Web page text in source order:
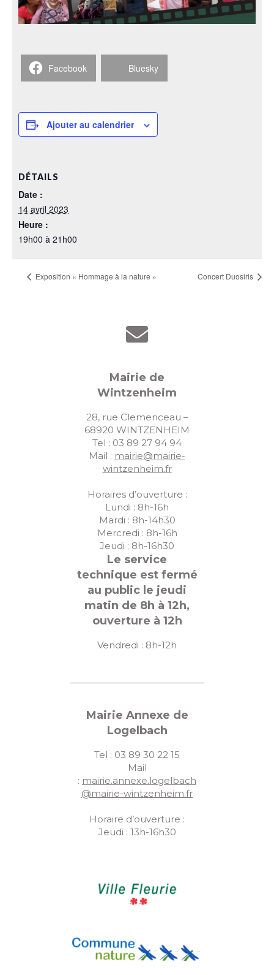
Facebook Bluesky
Ajouter au calendrier
DÉTAILS
Date :
14 avril 2023
Heure :
19h00 à 21h00
Exposition « Hommage à la nature » Concert Duosiris
Mairie de
Wintzenheim
28, rue Clemenceau –
68920 WINTZENHEIM
Tel : 03 89 27 94 94
Mail : mairie@mairie-
wintzenheim.fr
Horaires d’ouverture :
Lundi : 8h-16h
Mardi : 8h-14h30
Mercredi : 8h-16h
Jeudi : 8h-16h30
Le service
technique est fermé
au public le jeudi
matin de 8h à 12h,
ouverture à 12h
Vendredi : 8h-12h
Mairie Annexe de
Logelbach
Tel : 03 89 30 22 15
Mail
: mairie.annexe.logelbach
@mairie-wintzenheim.fr
Horaire d’ouverture :
Jeudi : 13h-16h30